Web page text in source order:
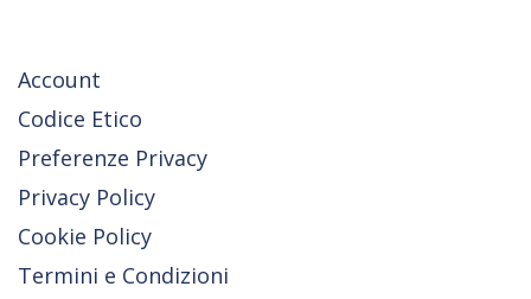
Account
Codice Etico
Preferenze Privacy
Privacy Policy
Cookie Policy
Termini e Condizioni